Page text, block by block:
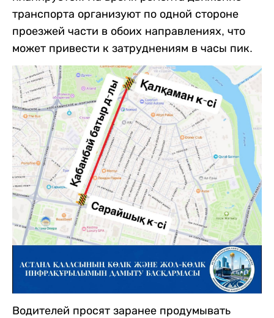
транспорта организуют по одной стороне
проезжей части в обоих направлениях, что
может привести к затруднениям в часы пик.
Водителей просят заранее продумывать